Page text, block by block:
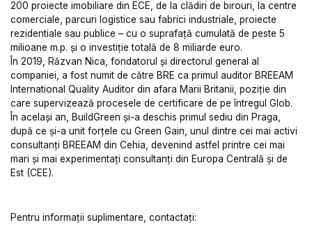
200 proiecte imobiliare din ECE, de la clădiri de birouri, la centre
comerciale, parcuri logistice sau fabrici industriale, proiecte
rezidentiale sau publice – cu o suprafață cumulată de peste 5
milioane m.p. și o investiție totală de 8 miliarde euro.
În 2019, Răzvan Nica, fondatorul și directorul general al
companiei, a fost numit de către BRE ca primul auditor BREEAM
International Quality Auditor din afara Marii Britanii, poziție din
care supervizează procesele de certificare de pe întregul Glob.
În același an, BuildGreen și-a deschis primul sediu din Praga,
după ce și-a unit forțele cu Green Gain, unul dintre cei mai activi
consultanți BREEAM din Cehia, devenind astfel printre cei mai
mari și mai experimentați consultanți din Europa Centrală și de
Est (CEE).
Pentru informații suplimentare, contactați: